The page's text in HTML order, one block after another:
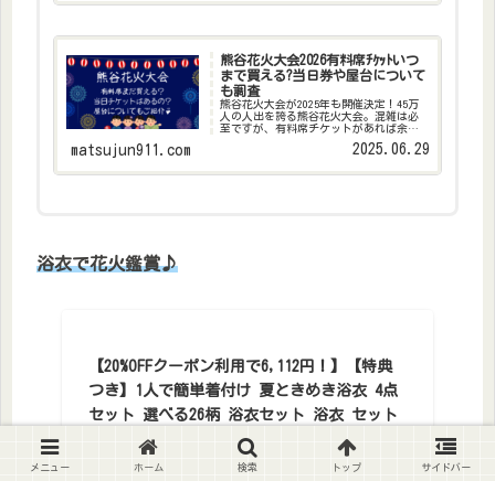
所...
熊谷花火大会2026有料席ﾁｹｯﾄいつ
まで買える?当日券や屋台について
も調査
熊谷花火大会が2025年も開催決定！45万
人の人出を誇る熊谷花火大会。混雑は必
至ですが、有料席チケットがあれば余裕
る大迫力の花火を堪能できます。また、
間、どんな屋台があ...
matsujun911.com 2025.06.29
浴衣で花火鑑賞♪
【20%OFFクーポン利用で6,112円！】【特典
つき】1人で簡単着付け 夏ときめき浴衣 4点
セット 選べる26柄 浴衣セット 浴衣 セット
レディース（ゆかた 兵児帯 腰紐） 20代 30
代 可愛い 大人 大人かわいい おしゃれ 人気
メニュー ホーム 検索 トップ サイドバー